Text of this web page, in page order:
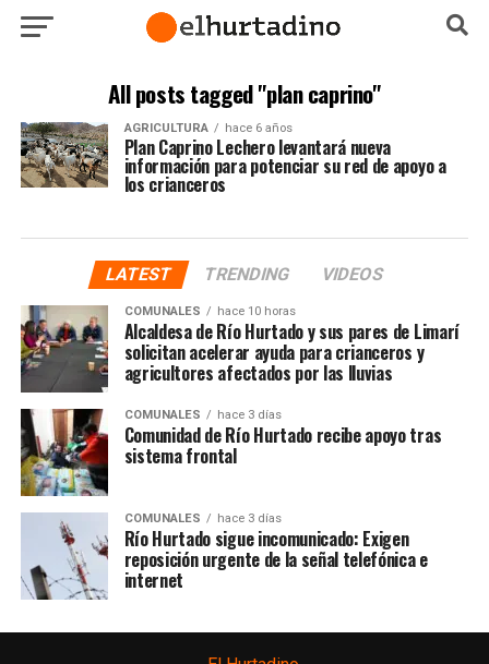
All posts tagged "plan caprino"
AGRICULTURA hace 6 años
Plan Caprino Lechero levantará nueva
información para potenciar su red de apoyo a
los crianceros
LATEST TRENDING VIDEOS
COMUNALES hace 10 horas
Alcaldesa de Río Hurtado y sus pares de Limarí
solicitan acelerar ayuda para crianceros y
agricultores afectados por las lluvias
COMUNALES hace 3 días
Comunidad de Río Hurtado recibe apoyo tras
sistema frontal
COMUNALES hace 3 días
Río Hurtado sigue incomunicado: Exigen
reposición urgente de la señal telefónica e
internet